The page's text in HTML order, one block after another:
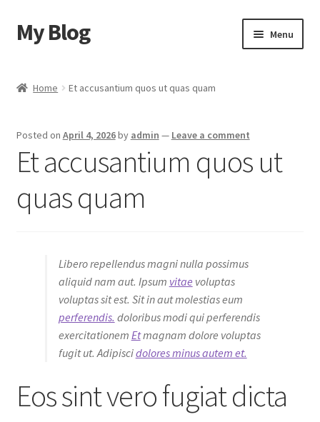
Skip
to
Skip
to
My Blog Menu
Checkout
Home Et accusantium quos ut quas quam
Posted on April 4, 2026by admin — Leave a comment
Et accusantium quos ut
quas quam
Libero repellendus magni nulla possimus
aliquid nam aut. Ipsum vitae voluptas
voluptas sit est. Sit in aut molestias eum
perferendis. doloribus modi qui perferendis
exercitationem Etmagnam dolore voluptas
fugit ut. Adipiscidolores minus autem et.
Eos sint vero fugiat dicta